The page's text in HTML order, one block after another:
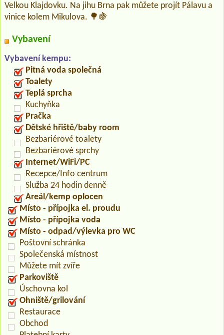
Velkou Klajdovku. Na jihu Brna pak můžete projít Pálavu a
vinice kolem Mikulova. 🌳🍇
Vybavení
Vybavení kempu:
Pitná voda společná
Toalety
Teplá sprcha
Kuchyňka
Pračka
Dětské hřiště/baby room
Bezbariérové toalety
Bezbariérové sprchy
Internet/WiFi/PC
Recepce/Info centrum
Služba 24 hodin denně
Areál/kemp oplocen
Místo - přípojka el. proudu
Místo - přípojka voda
Místo - odpad/výlevka pro WC
Poštovní schránka
Společenská místnost
Můžete mít zvíře
Parkoviště
Úschovna kol
Ohniště/grilování
Restaurace
Obchod